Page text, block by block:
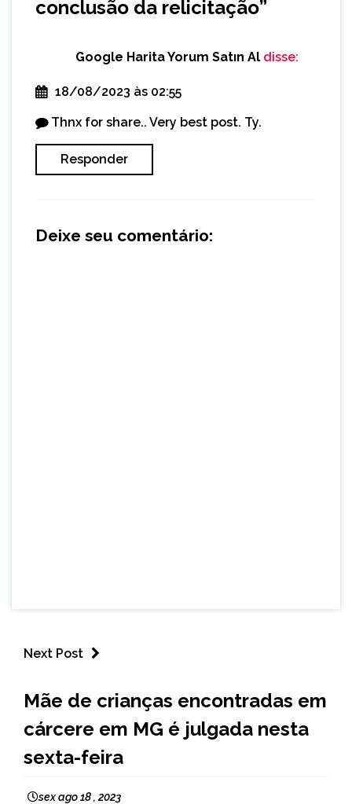
conclusão da relicitação”
Google Harita Yorum Satın Al disse:
18/08/2023 às 02:55
Thnx for share.. Very best post. Ty.
Responder
Deixe seu comentário:
Next Post
GERAIS
Mãe de crianças encontradas em
cárcere em MG é julgada nesta
sexta-feira
sex ago 18 , 2023